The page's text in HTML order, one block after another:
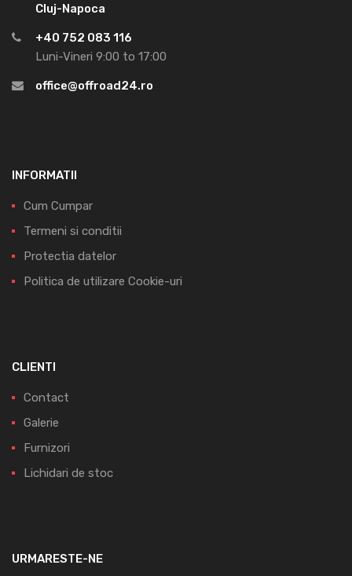
Cluj-Napoca
+40 752 083 116
Luni-Vineri 9:00 to 17:00
office@offroad24.ro
INFORMATII
Cum Cumpar
Termeni si conditii
Protectia datelor
Politica de utilizare Cookie-uri
CLIENTI
Contact
Galerie
Furnizori
Lichidari de stoc
URMARESTE-NE